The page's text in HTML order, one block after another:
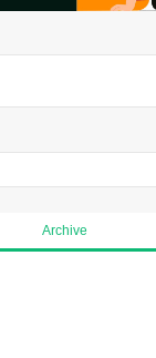
Archive